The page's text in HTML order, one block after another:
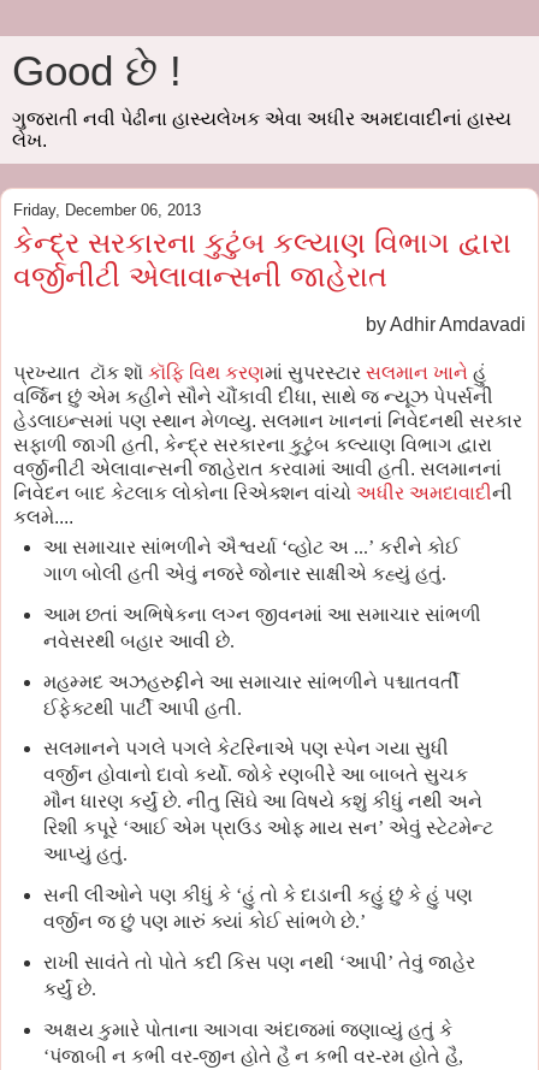
Good છે !
ગુજરાતી નવી પેઢીના હાસ્યલેખક એવા અધીર અમદાવાદીનાં હાસ્ય
લેખ.
Friday, December 06, 2013
કેન્દ્ર સરકારના કુટુંબ કલ્યાણ વિભાગ દ્વારા
વર્જીનીટી એલાવાન્સની જાહેરાત
by Adhir Amdavadi
પ્રખ્યાત ટૉક શૉ કૉફિ વિથ કરણમાં સુપરસ્ટાર સલમાન ખાને હું
વર્જિન છું એમ કહીને સૌને ચૌંકાવી દીધા, સાથે જ ન્યૂઝ પેપર્સની
હેડલાઇન્સમાં પણ સ્થાન મેળવ્યુ. સલમાન ખાનનાં નિવેદનથી સરકાર
સફાળી જાગી હતી, કેન્દ્ર સરકારના કુટુંબ કલ્યાણ વિભાગ દ્વારા
વર્જીનીટી એલાવાન્સની જાહેરાત કરવામાં આવી હતી. સલમાનનાં
નિવેદન બાદ કેટલાક લોકોના રિએક્શન વાંચો અધીર અમદાવાદીની
કલમે....
આ સમાચાર સાંભળીને ઐશ્વર્યા ‘વ્હોટ અ ...’ કરીને કોઈ
ગાળ બોલી હતી એવું નજરે જોનાર સાક્ષીએ કહ્યું હતું.
આમ છતાં અભિષેકના લગ્ન જીવનમાં આ સમાચાર સાંભળી
નવેસરથી બહાર આવી છે.
મહમ્મદ અઝહરુદ્દીને આ સમાચાર સાંભળીને પશ્ચાતવર્તી
ઈફેક્ટથી પાર્ટી આપી હતી.
સલમાનને પગલે પગલે કેટરિનાએ પણ સ્પેન ગયા સુધી
વર્જીન હોવાનો દાવો કર્યો. જોકે રણબીરે આ બાબતે સુચક
મૌન ધારણ કર્યું છે. નીતુ સિંઘે આ વિષયે કશું કીધું નથી અને
રિશી કપૂરે ‘આઈ એમ પ્રાઉડ ઓફ માય સન’ એવું સ્ટેટમેન્ટ
આપ્યું હતું.
સની લીઓને પણ કીધું કે ‘હું તો કે દાડાની કહું છું કે હું પણ
વર્જીન જ છું પણ મારું ક્યાં કોઈ સાંભળે છે.’
રાખી સાવંતે તો પોતે કદી કિસ પણ નથી ‘આપી’ તેવું જાહેર
કર્યું છે.
અક્ષય કુમારે પોતાના આગવા અંદાજમાં જણાવ્યું હતું કે
‘પંજાબી ન કભી વર-જીન હોતે હૈ ન કભી વર-રમ હોતે હૈ,